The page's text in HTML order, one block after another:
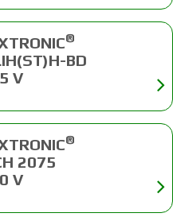
®
BD
V
®
2075
V